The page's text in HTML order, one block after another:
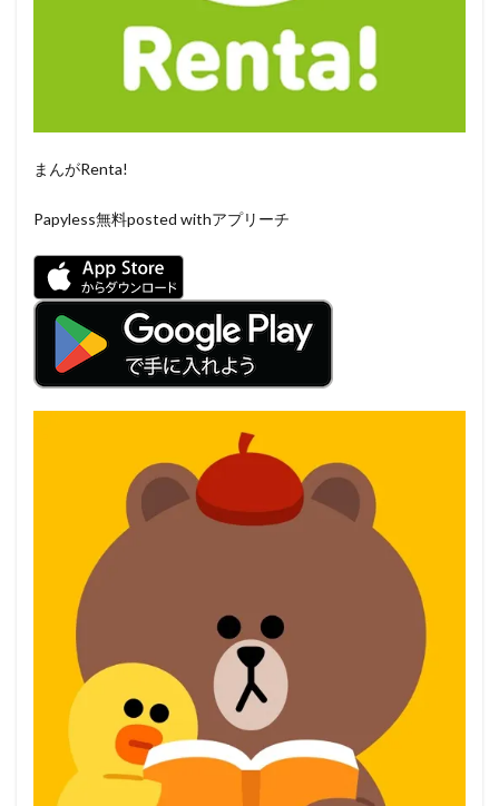
まんがRenta!
Papyless無料posted withアプリーチ